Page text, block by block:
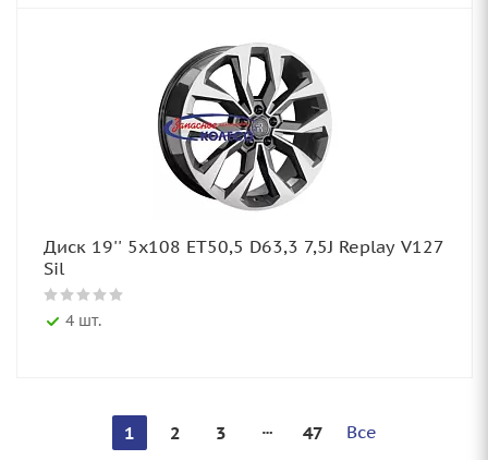
Диск 19'' 5x108 ET50,5 D63,3 7,5J Replay V127
Sil
4 шт.
1 2 3 47 Все